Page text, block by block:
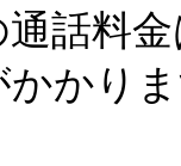
話料
かり